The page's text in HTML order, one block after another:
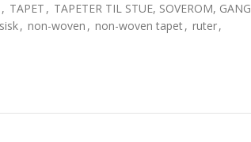
, TAPET , TAPETER TIL STUE, SOVEROM, GANG
, non-woven , non-woven tapet, ruter,